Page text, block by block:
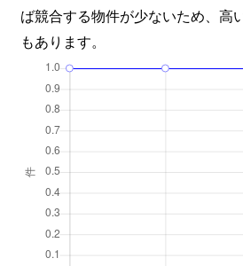
ば競合する物件が少ないため、高
もあります。